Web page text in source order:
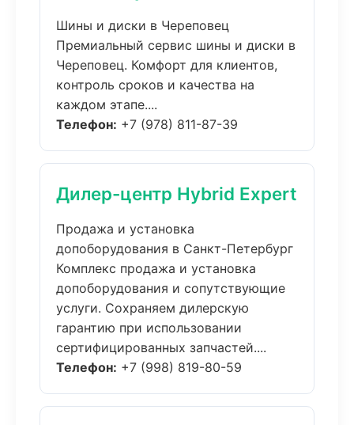
Шины и диски в Череповец
Премиальный сервис шины и диски в
Череповец. Комфорт для клиентов,
контроль сроков и качества на
каждом этапе....
Телефон: +7 (978) 811-87-39
Дилер-центр Hybrid Expert
Продажа и установка
допоборудования в Санкт-Петербург
Комплекс продажа и установка
допоборудования и сопутствующие
услуги. Сохраняем дилерскую
гарантию при использовании
сертифицированных запчастей....
Телефон: +7 (998) 819-80-59